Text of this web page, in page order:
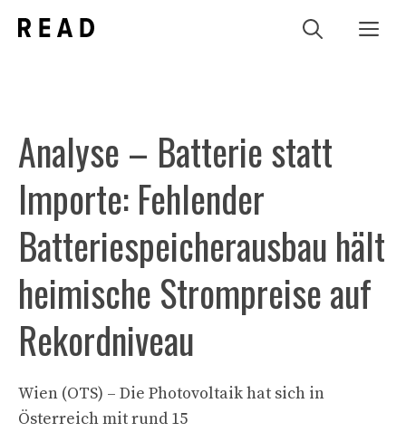
Inhalt
Analyse – Batterie statt
Importe: Fehlender
Batteriespeicherausbau hält
heimische Strompreise auf
Rekordniveau
Wien (OTS) – Die Photovoltaik hat sich in
Österreich mit rund 15